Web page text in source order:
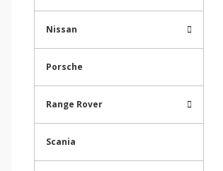
Nissan
Porsche
Range Rover
Scania